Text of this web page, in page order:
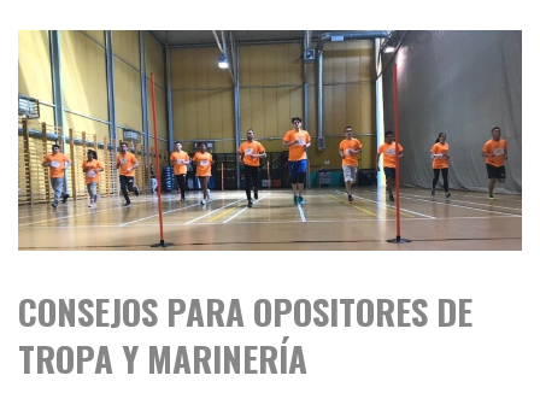
CONSEJOS PARA OPOSITORES DE
TROPA Y MARINERÍA